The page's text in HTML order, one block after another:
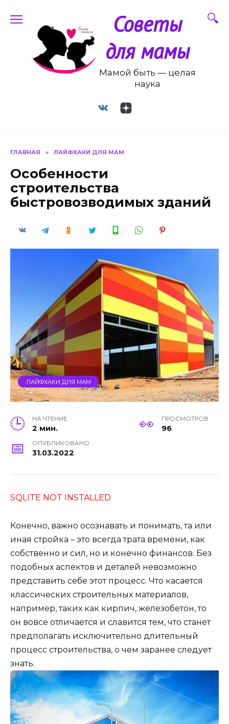
содержанию
Советы
для мамы
Мамой быть — целая
наука
ГЛАВНАЯ » ЛАЙФХАКИ ДЛЯ МАМ
Особенности
строительства
быстровозводимых зданий
ЛАЙФХАКИ ДЛЯ МАМ
НА ЧТЕНИЕ
2 мин.
ПРОСМОТРОВ
96
ОПУБЛИКОВАНО
31.03.2022
SQLITE NOT INSTALLED
Конечно, важно осознавать и понимать, та или
иная стройка – это всегда трата времени, как
собственно и сил, но и конечно финансов. Без
подобных аспектов и деталей невозможно
представить себе этот процесс. Что касается
классических строительных материалов,
например, таких как кирпич, железобетон, то
он вовсе отличается и славится тем, что станет
предполагать исключительно длительный
процесс строительства, о чем заранее следует
знать.